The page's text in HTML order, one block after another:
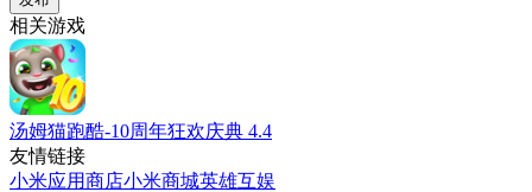
相关游戏
汤姆猫跑酷-10周年狂欢庆典 4.4
友情链接
小米应用商店小米商城英雄互娱